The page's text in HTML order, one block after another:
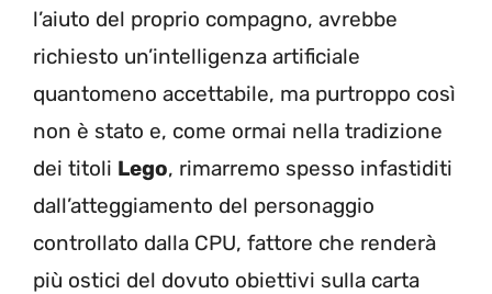
l’aiuto del proprio compagno, avrebbe
richiesto un’intelligenza artificiale
quantomeno accettabile, ma purtroppo così
non è stato e, come ormai nella tradizione
dei titoli Lego, rimarremo spesso infastiditi
dall’atteggiamento del personaggio
controllato dalla CPU, fattore che renderà
più ostici del dovuto obiettivi sulla carta